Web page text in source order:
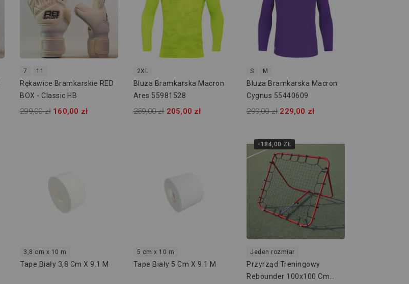
7 11
Rękawice Bramkarskie RED
BOX - Classic HB
299,00 zł 160,00 zł
2XL
Bluza Bramkarska Macron
Ares 55981528
259,00 zł 205,00 zł
S M
Bluza Bramkarska Macron
Cygnus 55440609
299,00 zł 229,00 zł
3,8 cm x 10 m
Tape Biały 3,8 Cm X 9.1 M
5 cm x 10 m
Tape Biały 5 Cm X 9.1 M
-184,00 ZŁ
Jeden rozmiar
Przyrząd Treningowy
Rebounder 100x100 Cm